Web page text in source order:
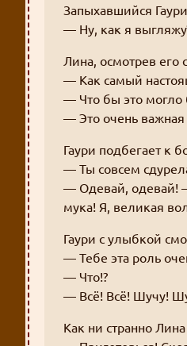
Запыхавшийся
— Ну, как я
Лина, осмотрев его
— Как самый
— Что бы это могло
— Это очень важная
Гаури подбегает к
— Ты совсем
— Одевай, одевай!
мука! Я, великая
Гаури с улыбкой
— Тебе эта роль
— Что!?
— Всё! Всё! Шучу!
Как ни странно